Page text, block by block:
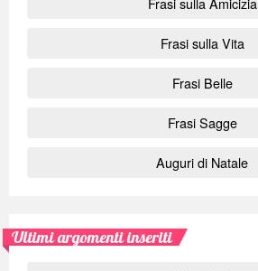
Frasi sulla Vita
Frasi Belle
Frasi Sagge
Auguri di Natale
Ultimi argomenti inseriti